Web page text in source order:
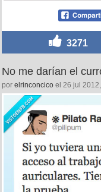
3271
No me darían el
por elrinconcico el 26 jul